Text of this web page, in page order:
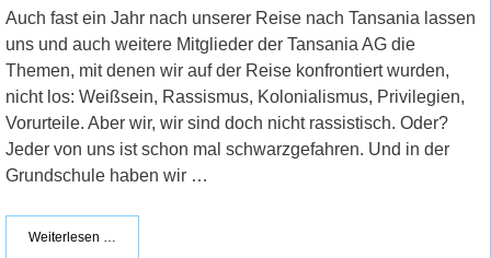
Auch fast ein Jahr nach unserer Reise nach Tansania lassen
uns und auch weitere Mitglieder der Tansania AG die
Themen, mit denen wir auf der Reise konfrontiert wurden,
nicht los: Weißsein, Rassismus, Kolonialismus, Privilegien,
Vorurteile. Aber wir, wir sind doch nicht rassistisch. Oder?
Jeder von uns ist schon mal schwarzgefahren. Und in der
Grundschule haben wir …
Weiterlesen …